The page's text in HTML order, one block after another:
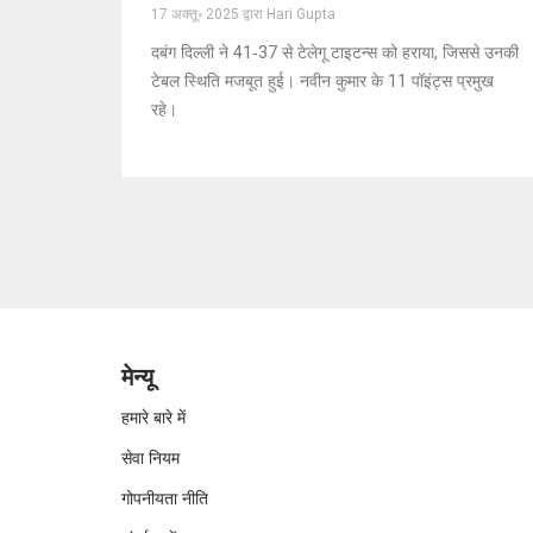
17 अक्तू॰ 2025 द्वारा Hari Gupta
दबंग दिल्ली ने 41‑37 से टेलेगू टाइटन्स को हराया, जिससे उनकी
टेबल स्थिति मजबूत हुई। नवीन कुमार के 11 पॉइंट्स प्रमुख
रहे।
मेन्यू
हमारे बारे में
सेवा नियम
गोपनीयता नीति